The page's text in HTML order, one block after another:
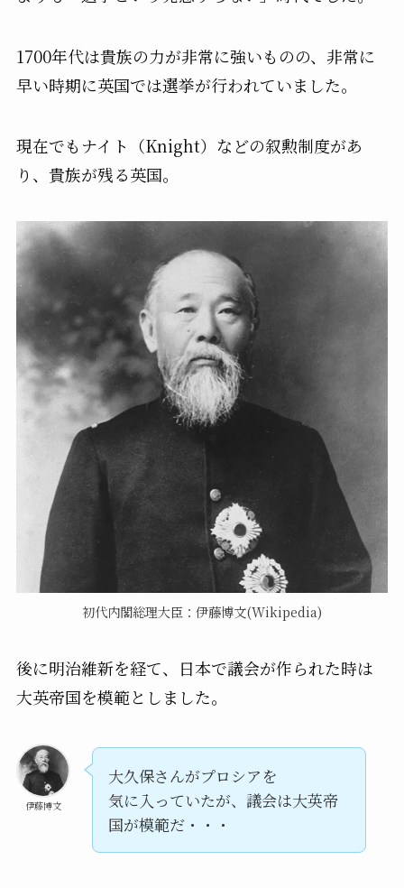
1700年代は貴族の力が非常に強いものの、非常に
早い時期に英国では選挙が行われていました。
現在でもナイト（Knight）などの叙勲制度があ
り、貴族が残る英国。
初代内閣総理大臣：伊藤博文(Wikipedia)
後に明治維新を経て、日本で議会が作られた時は
大英帝国を模範としました。
伊藤博文
大久保さんがプロシアを
気に入っていたが、議会は大英帝
国が模範だ・・・